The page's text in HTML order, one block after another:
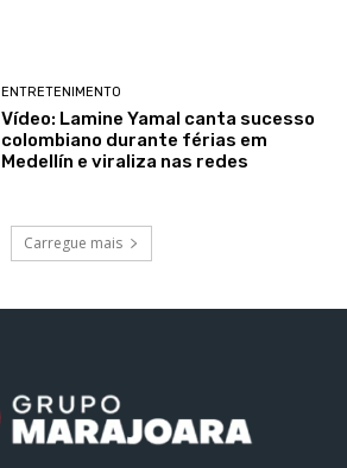
ENTRETENIMENTO
Vídeo: Lamine Yamal canta sucesso
colombiano durante férias em
Medellín e viraliza nas redes
Carregue mais